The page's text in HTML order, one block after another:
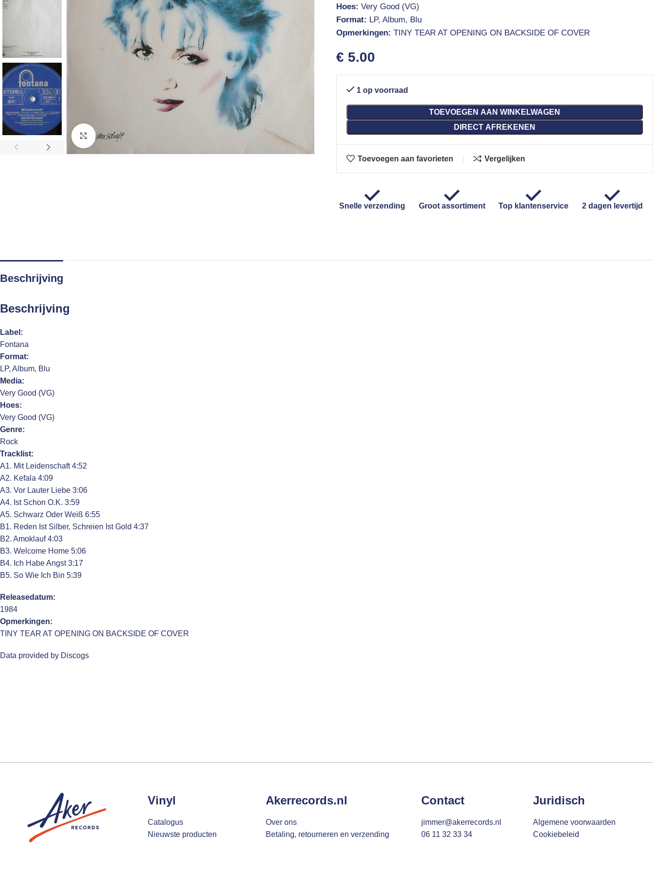
Click to enlarge
Hoes: Very Good (VG)
Format: LP, Album, Blu
Opmerkingen: TINY TEAR AT OPENING ON BACKSIDE OF COVER
€ 5.00
1 op voorraad
TOEVOEGEN AAN WINKELWAGEN
DIRECT AFREKENEN
Toevoegen aan favorieten Vergelijken
Snelle verzending Groot assortiment Top klantenservice 2 dagen levertijd
Beschrijving
Beschrijving
Label:
Fontana
Format:
LP, Album, Blu
Media:
Very Good (VG)
Hoes:
Very Good (VG)
Genre:
Rock
Tracklist:
A1. Mit Leidenschaft 4:52
A2. Kefala 4:09
A3. Vor Lauter Liebe 3:06
A4. Ist Schon O.K. 3:59
A5. Schwarz Oder Weiß 6:55
B1. Reden Ist Silber, Schreien Ist Gold 4:37
B2. Amoklauf 4:03
B3. Welcome Home 5:06
B4. Ich Habe Angst 3:17
B5. So Wie Ich Bin 5:39
Releasedatum:
1984
Opmerkingen:
TINY TEAR AT OPENING ON BACKSIDE OF COVER
Data provided by Discogs
Vinyl
Catalogus
Nieuwste producten
Akerrecords.nl
Over ons
Betaling, retourneren en verzending
Contact
jimmer@akerrecords.nl
06 11 32 33 34
Juridisch
Algemene voorwaarden
Cookiebeleid